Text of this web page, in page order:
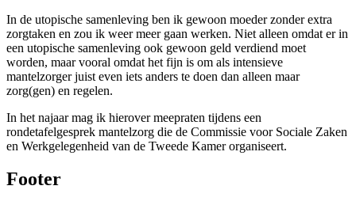
In de utopische samenleving ben ik gewoon moeder zonder extra
zorgtaken en zou ik weer meer gaan werken. Niet alleen omdat er in
een utopische samenleving ook gewoon geld verdiend moet
worden, maar vooral omdat het fijn is om als intensieve
mantelzorger juist even iets anders te doen dan alleen maar
zorg(gen) en regelen.
In het najaar mag ik hierover meepraten tijdens een
rondetafelgesprek mantelzorg die de Commissie voor Sociale Zaken
en Werkgelegenheid van de Tweede Kamer organiseert.
Footer